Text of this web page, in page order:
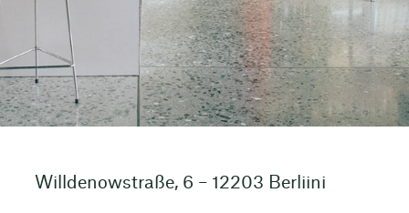
Willdenowstraße, 6 – 12203 Berliini